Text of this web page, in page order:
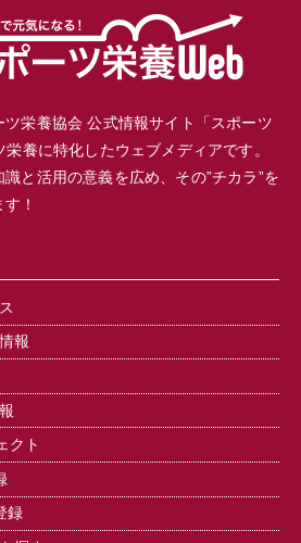
栄養協会 公式情報サイト「スポーツ
養に特化したウェブメディアです。
と活用の意義を広め、その”チカラ”を
！
報
クト
録